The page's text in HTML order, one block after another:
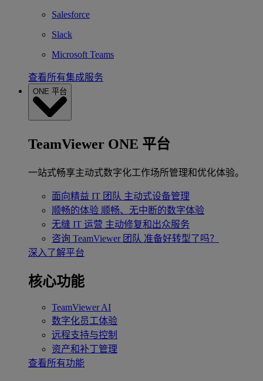
Salesforce
Slack
Microsoft Teams
查看所有集成服务
ONE 平台
TeamViewer ONE 平台
一站式畅享主动式数字化工作场所管理和优化体验。
面向精益 IT 团队 主动式设备管理
顺畅的体验 顺畅、无中断的数字体验
无缝 IT 运营 主动修复和出众服务
咨询 TeamViewer 团队 准备好转型了吗？
深入了解平台
核心功能
TeamViewer AI
数字化员工体验
远程支持与控制
资产和补丁管理
查看所有功能